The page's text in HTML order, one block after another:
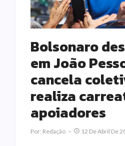
Bolsonaro
em João
cancela
realiza
apoiadores
Por: Redação 12 De Abril De